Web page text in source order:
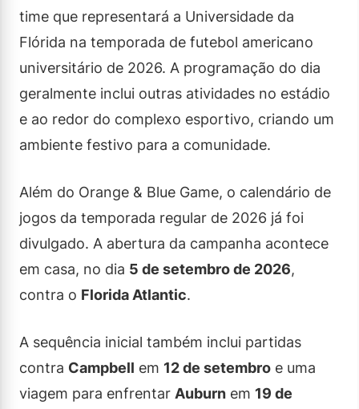
time que representará a Universidade da
Flórida na temporada de futebol americano
universitário de 2026. A programação do dia
geralmente inclui outras atividades no estádio
e ao redor do complexo esportivo, criando um
ambiente festivo para a comunidade.
Além do Orange & Blue Game, o calendário de
jogos da temporada regular de 2026 já foi
divulgado. A abertura da campanha acontece
em casa, no dia 5 de setembro de 2026,
contra o Florida Atlantic.
A sequência inicial também inclui partidas
contra Campbell em 12 de setembro e uma
viagem para enfrentar Auburn em 19 de